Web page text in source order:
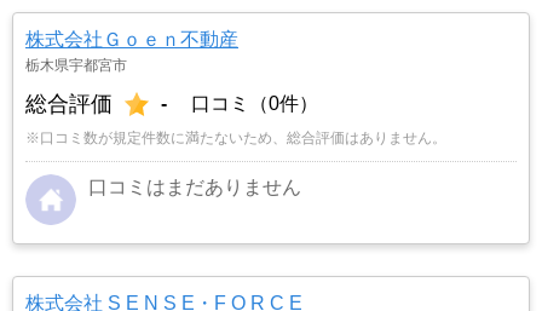
株式会社Ｇｏｅｎ不動産
栃木県宇都宮市
総合評価 - 口コミ（0件）
※口コミ数が規定件数に満たないため、総合評価はありません。
口コミはまだありません
株式会社 S E N S E・F O R C E